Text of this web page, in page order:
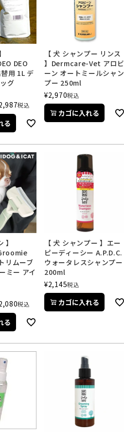
DEO
用 1L デ
グ
税込
る
【 犬 シャンプー リンス
】Dermcare-Vet アロビ
ーン オートミールシャン
プー 250ml
¥2,970税込
カゴに入れる
】
リムーブ
ミー アイ
税込
る
【 犬 シャンプー 】エー
ピーディーシー A.P.D.C.
ウォータレスシャンプー
200ml
¥2,145税込
カゴに入れる